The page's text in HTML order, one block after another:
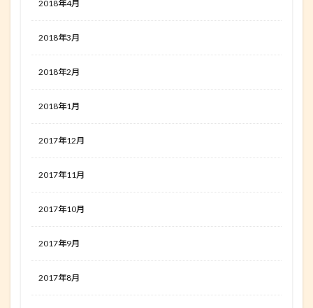
2018年4月
2018年3月
2018年2月
2018年1月
2017年12月
2017年11月
2017年10月
2017年9月
2017年8月